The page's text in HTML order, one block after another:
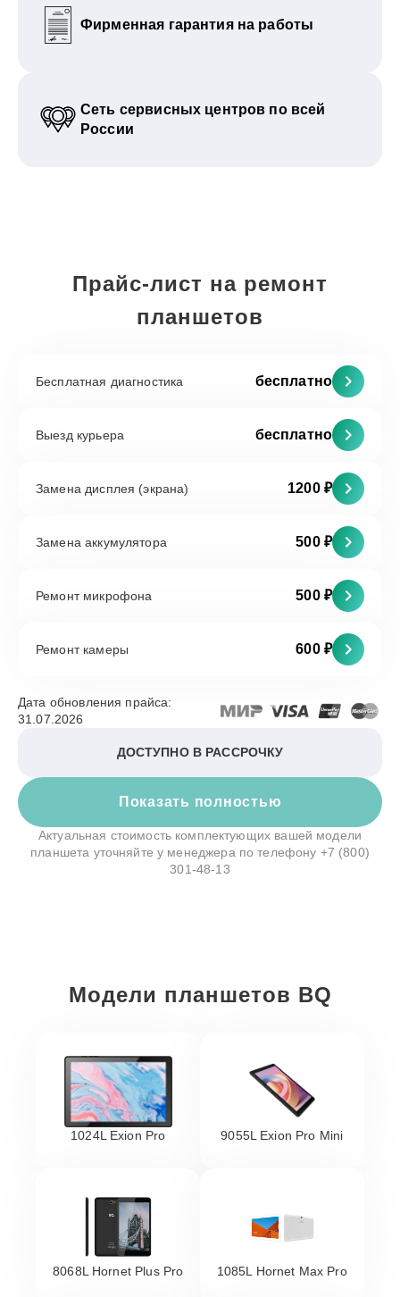
Фирменная гарантия на работы
Сеть сервисных центров по всей
России
Прайс-лист на ремонт
планшетов
Бесплатная диагностика бесплатно
Выезд курьера бесплатно
Замена дисплея (экрана) 1200 ₽
Замена аккумулятора 500 ₽
Ремонт микрофона 500 ₽
Ремонт камеры 600 ₽
Показать полностью
Дата обновления прайса:
31.07.2026
ДОСТУПНО В РАССРОЧКУ
Актуальная стоимость комплектующих вашей модели
планшета уточняйте у менеджера по телефону +7 (800)
301-48-13
Модели планшетов BQ
1024L Exion Pro 9055L Exion Pro Mini
8068L Hornet Plus Pro 1085L Hornet Max Pro